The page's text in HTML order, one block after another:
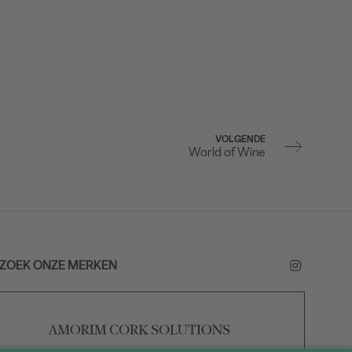
VOLGENDE
World of Wine
ONZE MERKEN